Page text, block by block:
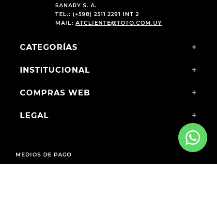
SANARY S. A.
TEL.: (+598) 2511 2291 INT 2
MAIL: ATCLIENTE@TOTO.COM.UY
CATEGORÍAS +
INSTITUCIONAL +
COMPRAS WEB +
LEGAL +
MEDIOS DE PAGO